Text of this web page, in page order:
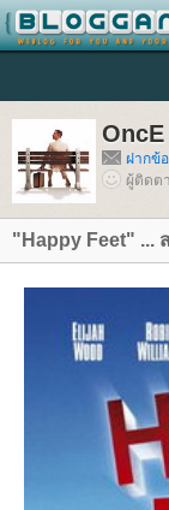
OncE
ฝากข้
ผู้ติดต
"Happy Feet" ...